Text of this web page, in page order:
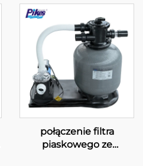
połączenie filtra
piaskowego ze